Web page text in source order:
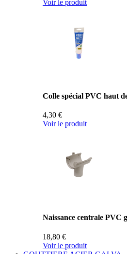
Voir le produit
Colle spécial PVC haut
4,30 €
Voir le produit
Naissance centrale PVC
18,80 €
Voir le produit